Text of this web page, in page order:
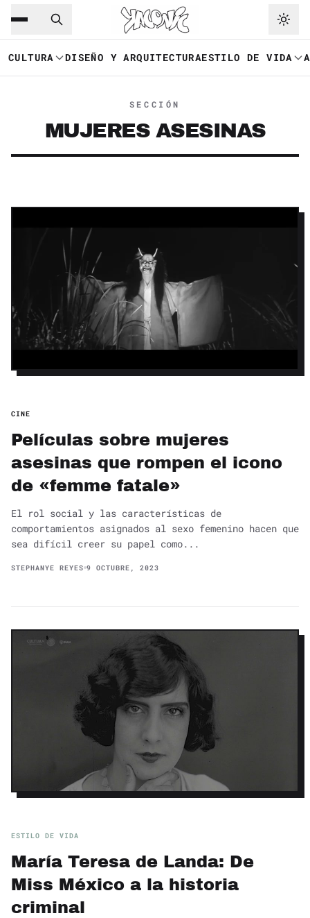
Saltar al contenido principal
CULTURA DISEÑO Y ARQUITECTURAESTILO DE VIDA
SECCIÓN
MUJERES ASESINAS
CINE
Películas sobre mujeres
asesinas que rompen el icono
de «femme fatale»
El rol social y las características de
comportamientos asignados al sexo femenino hacen que
sea difícil creer su papel como...
STEPHANYE REYES 9 OCTUBRE, 2023
ESTILO DE VIDA
María Teresa de Landa: De
Miss México a la historia
criminal